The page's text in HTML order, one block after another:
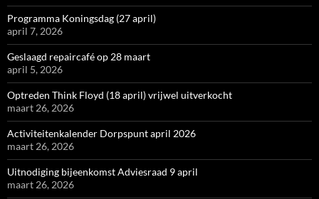
Programma Koningsdag (27 april)
april 7, 2026
Geslaagd repaircafé op 28 maart
april 5, 2026
Optreden Think Floyd (18 april) vrijwel uitverkocht
maart 26, 2026
Activiteitenkalender Dorpspunt april 2026
maart 26, 2026
Uitnodiging bijeenkomst Adviesraad 9 april
maart 26, 2026